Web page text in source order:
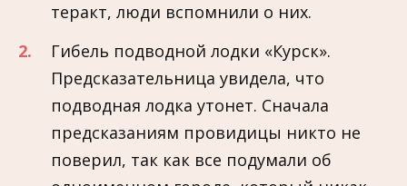
теракт, люди вспомнили о них.
Гибель подводной лодки «Курск».
Предсказательница увидела, что
подводная лодка утонет. Сначала
предсказаниям провидицы никто не
поверил, так как все подумали об